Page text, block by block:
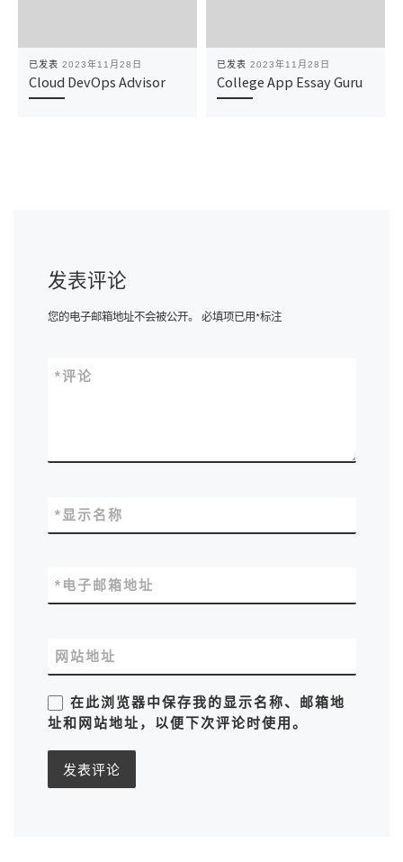
已发表 2023年11月28日
Cloud DevOps Advisor
已发表 2023年11月28日
College App Essay Guru
发表评论
您的电子邮箱地址不会被公开。 必填项已用*标注
评论
*
显示名称
*
电子邮箱地址
*
网站地址
在此浏览器中保存我的显示名称、邮箱地
址和网站地址，以便下次评论时使用。